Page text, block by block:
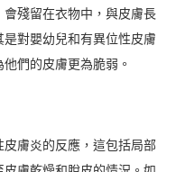
殘留在衣物中，與皮膚長
對嬰幼兒和有異位性皮膚
們的皮膚更為脆弱。
膚炎的反應，這包括局部